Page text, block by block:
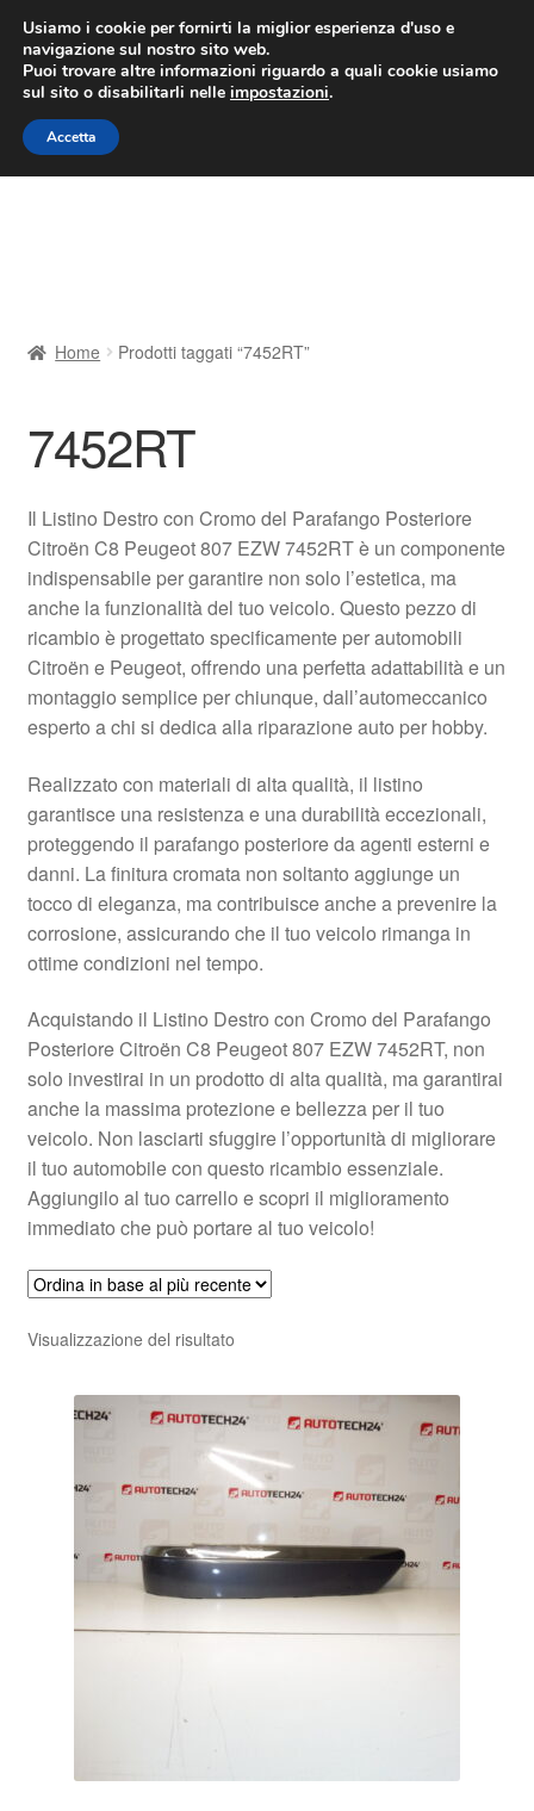
CONSEGNA da 7 EUR
Lun-Ven 9:00 - 16:00/800 580 290
Vai
alla
navigazione
Vai
al
contenuto
Contatto
Il mio account
Pagamenti
Politica sulla riservatezza
Procedura di Reclamo
Rimostranza
Spedizione in tutto il mondo
Termini e condizioni
Home Prodotti taggati “7452RT”
7452RT
Il Listino Destro con Cromo del Parafango Posteriore
Citroën C8 Peugeot 807 EZW 7452RT è un componente
indispensabile per garantire non solo l’estetica, ma
anche la funzionalità del tuo veicolo. Questo pezzo di
ricambio è progettato specificamente per automobili
Citroën e Peugeot, offrendo una perfetta adattabilità e un
montaggio semplice per chiunque, dall’automeccanico
esperto a chi si dedica alla riparazione auto per hobby.
Realizzato con materiali di alta qualità, il listino
garantisce una resistenza e una durabilità eccezionali,
proteggendo il parafango posteriore da agenti esterni e
danni. La finitura cromata non soltanto aggiunge un
tocco di eleganza, ma contribuisce anche a prevenire la
corrosione, assicurando che il tuo veicolo rimanga in
ottime condizioni nel tempo.
Acquistando il Listino Destro con Cromo del Parafango
Posteriore Citroën C8 Peugeot 807 EZW 7452RT, non
solo investirai in un prodotto di alta qualità, ma garantirai
anche la massima protezione e bellezza per il tuo
veicolo. Non lasciarti sfuggire l’opportunità di migliorare
il tuo automobile con questo ricambio essenziale.
Aggiungilo al tuo carrello e scopri il miglioramento
immediato che può portare al tuo veicolo!
Visualizzazione del risultato
Usiamo i cookie per fornirti la miglior esperienza d'uso e
navigazione sul nostro sito web.
Puoi trovare altre informazioni riguardo a quali cookie usiamo
sul sito o disabilitarli nelle impostazioni.
Accetta